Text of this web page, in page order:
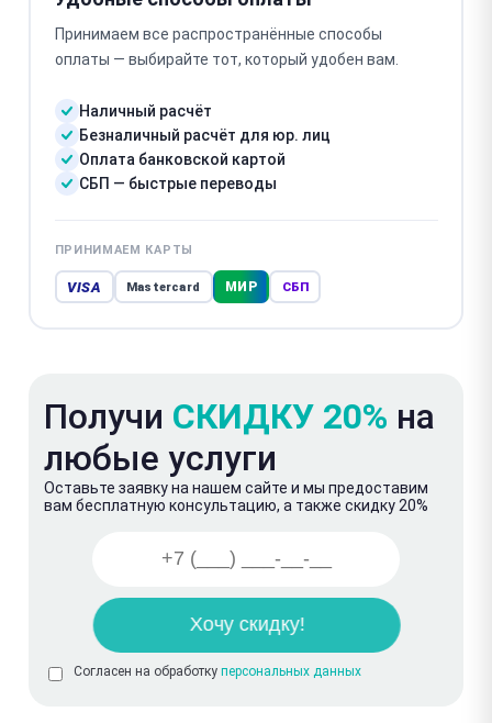
Принимаем все распространённые способы
оплаты — выбирайте тот, который удобен вам.
Наличный расчёт
Безналичный расчёт для юр. лиц
Оплата банковской картой
СБП — быстрые переводы
ПРИНИМАЕМ КАРТЫ
VISA Mastercard МИР СБП
Получи СКИДКУ 20% на
любые услуги
Оставьте заявку на нашем сайте и мы предоставим
вам бесплатную консультацию, а также скидку 20%
Согласен на обработку персональных данных